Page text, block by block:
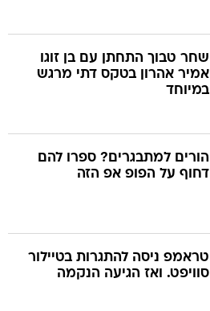
שחר טבוך התחתן עם בן זוגו
אמיר אהרון בטקס דתי מרגש
במיוחד
הורים למתבגרים? ספרו להם
דחוף על הפופ אפ הזה
טראמפ ניסה להתגרות בטיילור
סוויפט. ואז הגיעה הנקמה